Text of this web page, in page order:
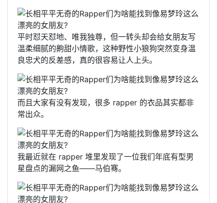
平时怼天怼地、唯我独尊，但一转头却会给女朋友写
温柔细腻的齁甜小情歌，这种野性小狼狗突然变身温
良忠犬的反差感，真的很容易让人上头。
而且大家有没有发现，很多 rapper 的衣品其实都非
常出众。
我最近就在 rapper 堆里发现了一位我们年底有型男
星盘点的漏网之鱼——马伯骞。